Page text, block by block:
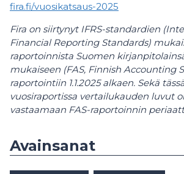
fira.fi/vuosikatsaus-2025
Fira on siirtynyt IFRS-standardien
Financial Reporting Standards)
raportoinnista Suomen
mukaiseen (FAS, Finnish Accounting
raportointiin 1.1.2025 alkaen. Sekä
vuosiraportissa vertailukauden luvut
vastaamaan FAS-raportoinnin
Avainsanat